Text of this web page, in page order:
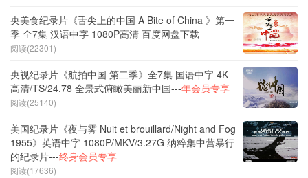
央美食纪录片《舌尖上的中国 A Bite of China 》第一
季 全7集 汉语中字 1080P高清 百度网盘下载
阅读(22301)
央视纪录片《航拍中国 第二季》全7集 国语中字 4K
高清/TS/24.78 全景式俯瞰美丽新中国---年会员专享
阅读(25140)
美国纪录片《夜与雾 Nuit et brouillard/Night and Fog
1955》英语中字 1080P/MKV/3.27G 纳粹集中营暴行
的纪录片---终身会员专享
阅读(17636)